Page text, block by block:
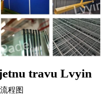
travu Lvyin